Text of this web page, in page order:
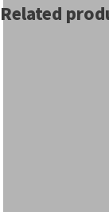
Related